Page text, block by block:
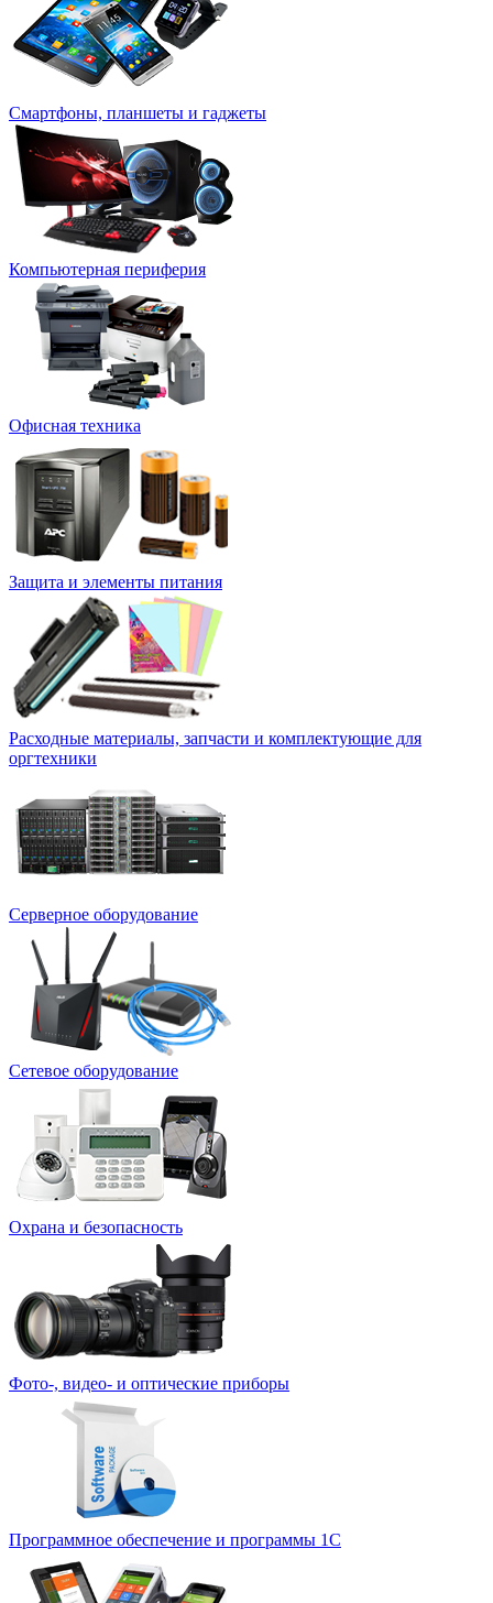
Смартфоны, планшеты и гаджеты
Компьютерная периферия
Офисная техника
Защита и элементы питания
Расходные материалы, запчасти и комплектующие для
оргтехники
Серверное оборудование
Сетевое оборудование
Охрана и безопасность
Фото-, видео- и оптические приборы
Программное обеспечение и программы 1С